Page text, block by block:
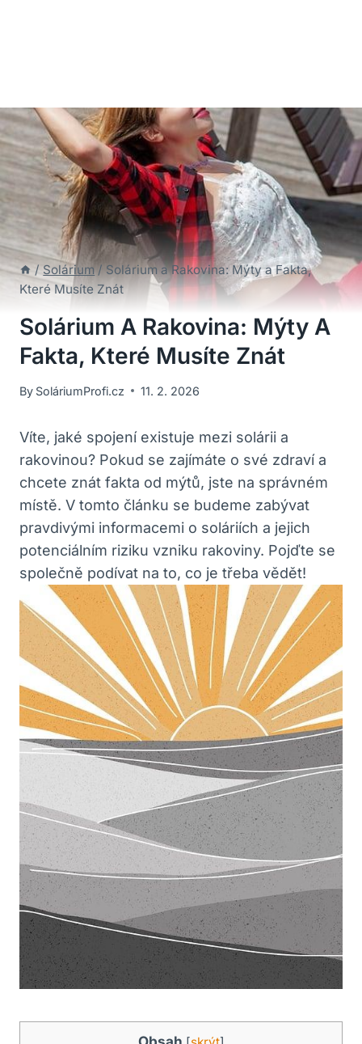
/ Solárium / Solárium a Rakovina: Mýty a Fakta,
Které Musíte Znát
Solárium A Rakovina: Mýty A
Fakta, Které Musíte Znát
By SoláriumProfi.cz 11. 2. 2026
Víte, jaké spojení existuje mezi solárii a
rakovinou? Pokud se zajímáte o své zdraví a
chcete znát fakta od mýtů, jste na správném
místě. V tomto článku se budeme zabývat
pravdivými informacemi o soláriích a jejich
potenciálním riziku vzniku rakoviny. Pojďte se
společně podívat na to, co je třeba vědět!